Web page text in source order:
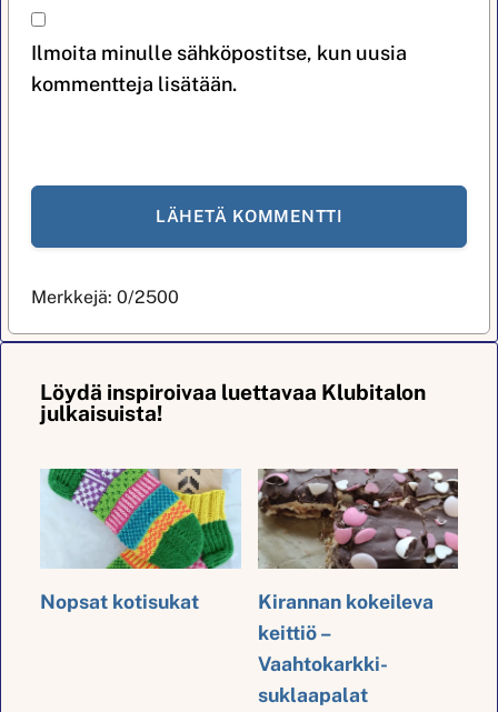
Ilmoita minulle sähköpostitse, kun uusia
kommentteja lisätään.
Merkkejä:0/2500
Löydä inspiroivaa luettavaa Klubitalon
julkaisuista!
Nopsat kotisukat
Kirannan kokeileva
keittiö –
Vaahtokarkki-
suklaapalat